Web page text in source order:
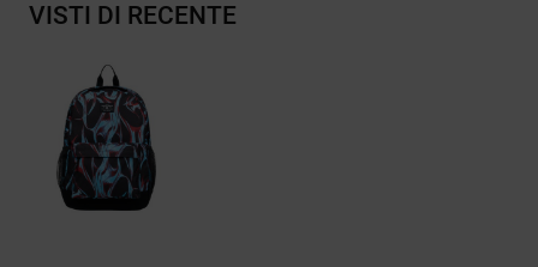
VISTI DI RECENTE